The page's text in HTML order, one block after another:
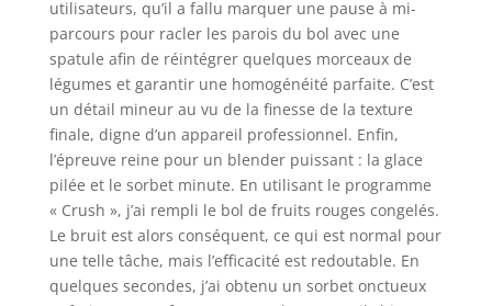
utilisateurs, qu’il a fallu marquer une pause à mi-
parcours pour racler les parois du bol avec une
spatule afin de réintégrer quelques morceaux de
légumes et garantir une homogénéité parfaite. C’est
un détail mineur au vu de la finesse de la texture
finale, digne d’un appareil professionnel. Enfin,
l’épreuve reine pour un blender puissant : la glace
pilée et le sorbet minute. En utilisant le programme
« Crush », j’ai rempli le bol de fruits rouges congelés.
Le bruit est alors conséquent, ce qui est normal pour
une telle tâche, mais l’efficacité est redoutable. En
quelques secondes, j’ai obtenu un sorbet onctueux